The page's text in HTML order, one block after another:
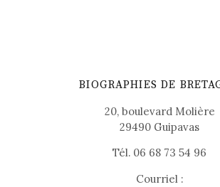
BIOGRAPHIES DE
20, boulevard Molière
29490 Guipavas
Tél. 06 68 73 54 96
Courriel :